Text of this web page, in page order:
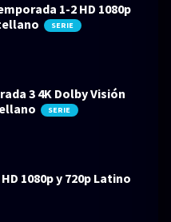
1-2 HD 1080p
SERIE
3 4K Dolby Visión
SERIE
1080p y 720p Latino